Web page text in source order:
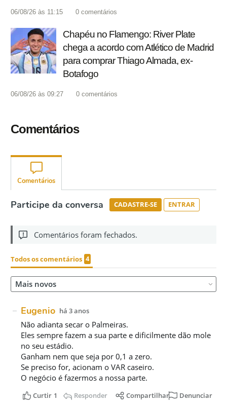
06/08/26 às 11:15 0 comentários
Chapéu no Flamengo: River Plate
chega a acordo com Atlético de Madrid
para comprar Thiago Almada, ex-
Botafogo
06/08/26 às 09:27 0 comentários
Comentários